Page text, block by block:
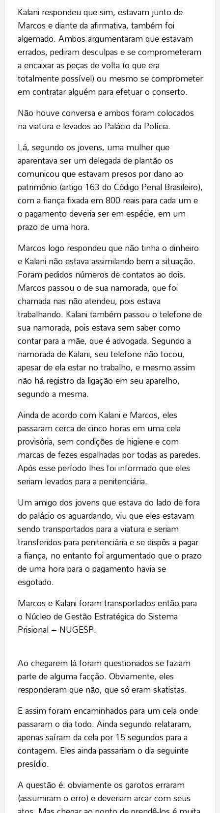
Kalani respondeu que sim, estavam junto de
Marcos e diante da afirmativa, também foi
algemado. Ambos argumentaram que estavam
errados, pediram desculpas e se comprometeram
a encaixar as peças de volta (o que era
totalmente possível) ou mesmo se comprometer
em contratar alguém para efetuar o conserto.
Não houve conversa e ambos foram colocados
na viatura e levados ao Palácio da Polícia.
Lá, segundo os jovens, uma mulher que
aparentava ser um delegada de plantão os
comunicou que estavam presos por dano ao
patrimônio (artigo 163 do Código Penal Brasileiro),
com a fiança fixada em 800 reais para cada um e
o pagamento deveria ser em espécie, em um
prazo de uma hora.
Marcos logo respondeu que não tinha o dinheiro
e Kalani não estava assimilando bem a situação.
Foram pedidos números de contatos ao dois.
Marcos passou o de sua namorada, que foi
chamada nas não atendeu, pois estava
trabalhando. Kalani também passou o telefone de
sua namorada, pois estava sem saber como
contar para a mãe, que é advogada. Segundo a
namorada de Kalani, seu telefone não tocou,
apesar de ela estar no trabalho, e mesmo assim
não há registro da ligação em seu aparelho,
segundo a mesma.
Ainda de acordo com Kalani e Marcos, eles
passaram cerca de cinco horas em uma cela
provisória, sem condições de higiene e com
marcas de fezes espalhadas por todas as paredes.
Após esse período lhes foi informado que eles
seriam levados para a penitenciária.
Um amigo dos jovens que estava do lado de fora
do palácio os aguardando, viu que eles estavam
sendo transportados para a viatura e seriam
transferidos para penitenciária e se dispôs a pagar
a fiança, no entanto foi argumentado que o prazo
de uma hora para o pagamento havia se
esgotado.
Marcos e Kalani foram transportados então para
o Núcleo de Gestão Estratégica do Sistema
Prisional – NUGESP.
Ao chegarem lá foram questionados se faziam
parte de alguma facção. Obviamente, eles
responderam que não, que só eram skatistas.
E assim foram encaminhados para um cela onde
passaram o dia todo. Ainda segundo relataram,
apenas saíram da cela por 15 segundos para a
contagem. Eles ainda passariam o dia seguinte
presídio.
A questão é: obviamente os garotos erraram
(assumiram o erro) e deveriam arcar com seus